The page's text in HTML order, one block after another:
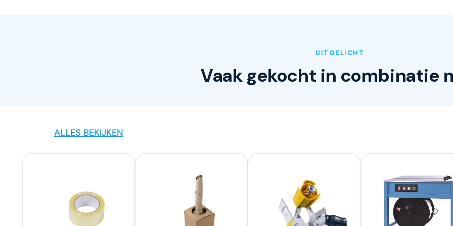
UITGELICHT
Vaak gekocht in combinatie
ALLES BEKIJKEN